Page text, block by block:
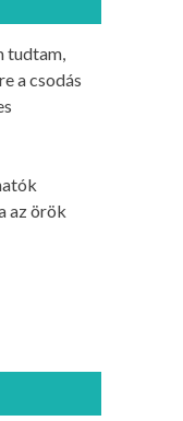
tudtam,
a csodás
az örök